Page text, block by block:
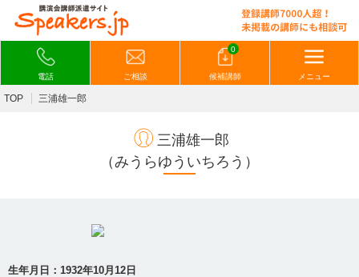
電話 ご相談
0
候補講師 メニュー
TOP 三浦雄一郎
三浦雄一郎
（みうらゆういちろう）
生年月日：1932年10月12日